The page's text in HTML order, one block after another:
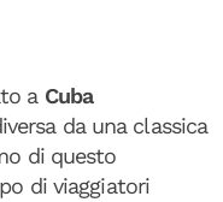
a Cuba
da una classica
di questo
di viaggiatori